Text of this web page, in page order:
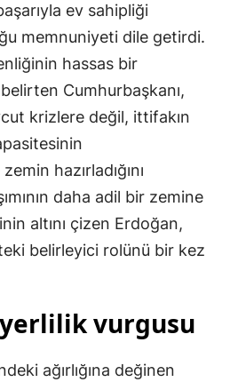
ev sahipliği
memnuniyeti dile getirdi.
hassas bir
Cumhurbaşkanı,
krizlere değil, ittifakın
hazırladığını
daha adil bir zemine
altını çizen Erdoğan,
belirleyici rolünü bir kez
vurgusu
ağırlığına değinen